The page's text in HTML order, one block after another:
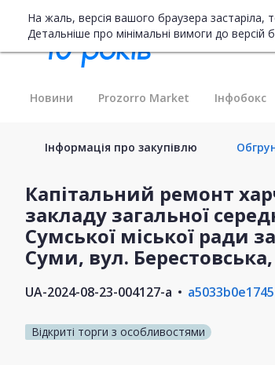
На жаль, версія вашого браузера
Детальніше про мінімальні вимоги до версій
Новини Prozorro Market Інфобокс
Інформація про закупівлю
Капітальний ремонт
закладу загальної
Сумської міської ради
Суми, вул.
UA-2024-08-23-004127-a
Відкриті торги з особливостями